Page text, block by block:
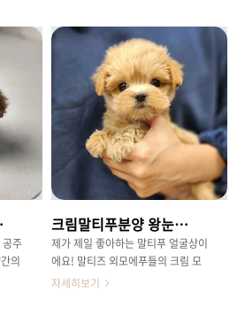
경
문
니
모
새
아
터
에
넘
!멀
수
스
6년
밖
온 사진!깔끔한 가르마에가슴에는 크
게 흰털과양말까지 가지런히 모두 신
은 볼때마다 이뿌다 .. 소리가 나오네
요 😭 보름만 지나도지금보다 이목
구비와모량이 더 뚜렷하고 빵실해질
아가라앞으로 커가면서가 기대되는
역변없는 스타일 !! 방문하시면바로
만나보실 수 있는레드파티말티푸 잼
잼 서둘러 만나보시길 바랍니다 !
박이
주
의
크림말티푸분양 왕눈이 이목구비
제가 제일 좋아하는 말티푸 얼굴상이
에요! 말티즈 외모에푸들의 크림 모
색을 딱 갖추고 태어난 말티푸의 대
자세히보기